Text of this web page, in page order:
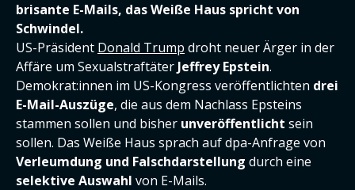
brisante E-Mails, das Weiße Haus spricht von
Schwindel.
US-Präsident Donald Trump droht neuer Ärger in der
Affäre um Sexualstraftäter Jeffrey Epstein.
Demokrat:innen im US-Kongress veröffentlichten drei
E-Mail-Auszüge, die aus dem Nachlass Epsteins
stammen sollen und bisher unveröffentlicht sein
sollen. Das Weiße Haus sprach auf dpa-Anfrage von
Verleumdung und Falschdarstellung durch eine
selektive Auswahl von E-Mails.